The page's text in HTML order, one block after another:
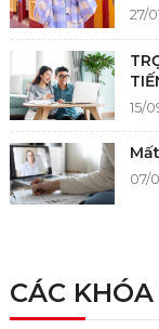
27/
15/
07/
CÁC